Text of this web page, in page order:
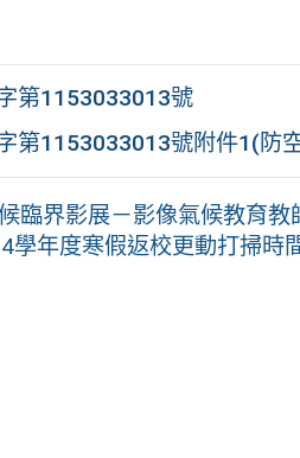
第1153033013號
第1153033013號附件1(防
臨界影展－影像氣候教育教
學年度寒假返校更動打掃時